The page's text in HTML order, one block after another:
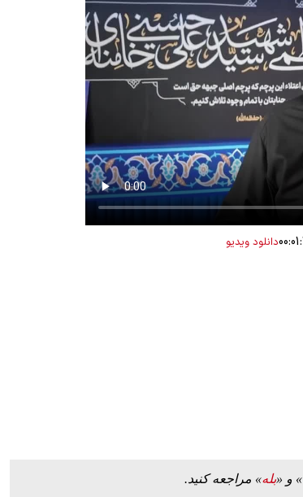
دانلود ویدیو
» و «بله» مراجعه کنید.